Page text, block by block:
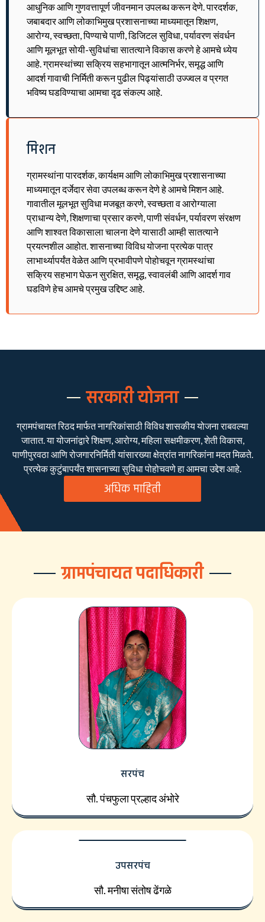
आधुनिक आणि गुणवत्तापूर्ण जीवनमान उपलब्ध करून देणे. पारदर्शक,
जबाबदार आणि लोकाभिमुख प्रशासनाच्या माध्यमातून शिक्षण,
आरोग्य, स्वच्छता, पिण्याचे पाणी, डिजिटल सुविधा, पर्यावरण संवर्धन
आणि मूलभूत सोयी-सुविधांचा सातत्याने विकास करणे हे आमचे ध्येय
आहे. ग्रामस्थांच्या सक्रिय सहभागातून आत्मनिर्भर, समृद्ध आणि
आदर्श गावाची निर्मिती करून पुढील पिढ्यांसाठी उज्ज्वल व प्रगत
भविष्य घडविण्याचा आमचा दृढ संकल्प आहे.
मिशन
ग्रामस्थांना पारदर्शक, कार्यक्षम आणि लोकाभिमुख प्रशासनाच्या
माध्यमातून दर्जेदार सेवा उपलब्ध करून देणे हे आमचे मिशन आहे.
गावातील मूलभूत सुविधा मजबूत करणे, स्वच्छता व आरोग्याला
प्राधान्य देणे, शिक्षणाचा प्रसार करणे, पाणी संवर्धन, पर्यावरण संरक्षण
आणि शाश्वत विकासाला चालना देणे यासाठी आम्ही सातत्याने
प्रयत्नशील आहोत. शासनाच्या विविध योजना प्रत्येक पात्र
लाभार्थ्यापर्यंत वेळेत आणि प्रभावीपणे पोहोचवून ग्रामस्थांचा
सक्रिय सहभाग घेऊन सुरक्षित, समृद्ध, स्वावलंबी आणि आदर्श गाव
घडविणे हेच आमचे प्रमुख उद्दिष्ट आहे.
सरकारी योजना
ग्रामपंचायत रिठद मार्फत नागरिकांसाठी विविध शासकीय योजना राबवल्या
जातात. या योजनांद्वारे शिक्षण, आरोग्य, महिला सक्षमीकरण, शेती विकास,
पाणीपुरवठा आणि रोजगारनिर्मिती यांसारख्या क्षेत्रांत नागरिकांना मदत मिळते.
प्रत्येक कुटुंबापर्यंत शासनाच्या सुविधा पोहोचवणे हा आमचा उद्देश आहे.
अधिक माहिती
ग्रामपंचायत पदाधिकारी
सरपंच
सौ. पंचफुला प्रल्हाद अंभोरे
उपसरपंच
सौ. मनीषा संतोष ढेंगळे